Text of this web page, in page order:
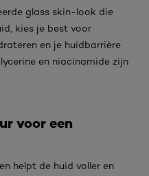
glass skin-look die
kies je best voor
en je huidbarrière
en niacinamide zijn
voor een
helpt de huid voller en